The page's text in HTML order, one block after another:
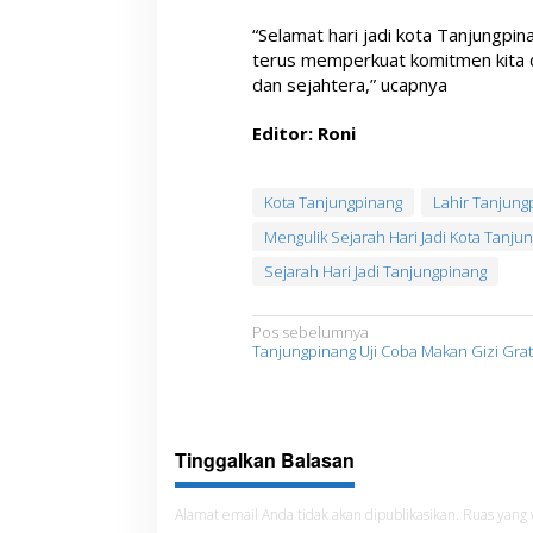
“Selamat hari jadi kota
terus memperkuat komitmen kita
dan sejahtera,” ucapnya
Editor: Roni
Kota Tanjungpinang
Lahir
Mengulik Sejarah Hari Jadi Kota
Sejarah Hari Jadi Tanjungpinang
N
a
g
a
Pos sebelumnya
Tanjungpinang Uji Coba Makan Gizi
Tinggalkan Balasan
Alamat email Anda tidak akan dipublikasikan. Ruas